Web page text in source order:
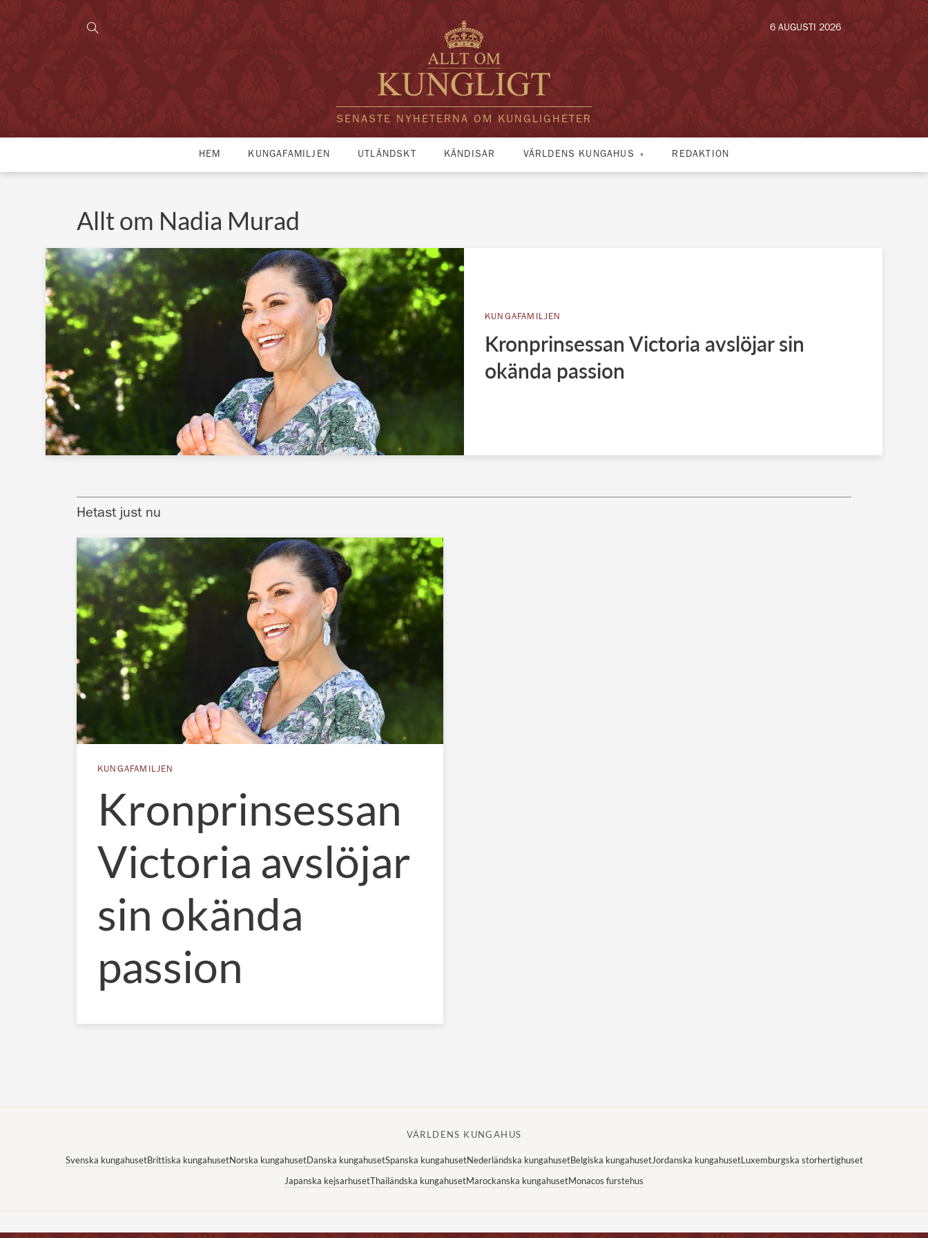
SENASTE NYHETERNA OM KUNGLIGHETER
6 AUGUSTI 2026
HEM KUNGAFAMILJEN UTLÄNDSKT KÄNDISAR VÄRLDENS KUNGAHUS REDAKTION
Allt om Nadia Murad
KUNGAFAMILJEN
Kronprinsessan Victoria avslöjar sin
okända passion
Hetast just nu
KUNGAFAMILJEN
Kronprinsessan
Victoria avslöjar
sin okända
passion
VÄRLDENS KUNGAHUS
Svenska kungahusetBrittiska kungahusetNorska kungahusetDanska kungahusetSpanska kungahusetNederländska kungahusetBelgiska kungahusetJordanska kungahusetLuxemburgska storhertighuset
Japanska kejsarhusetThailändska kungahusetMarockanska kungahusetMonacos furstehus